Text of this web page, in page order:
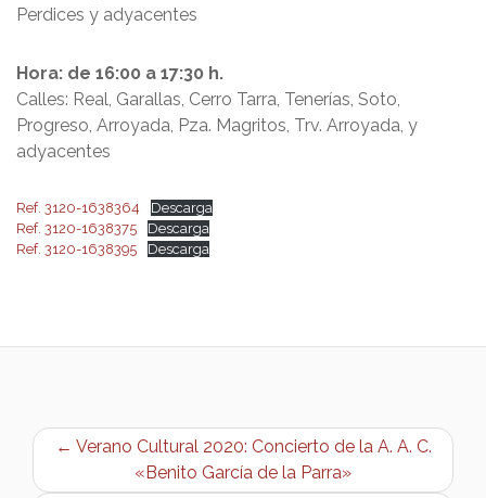
Perdices y adyacentes
Hora: de 16:00 a 17:30 h.
Calles: Real, Garallas, Cerro Tarra, Tenerías, Soto,
Progreso, Arroyada, Pza. Magritos, Trv. Arroyada, y
adyacentes
Ref. 3120-1638364
Descarga
Ref. 3120-1638375
Descarga
Ref. 3120-1638395
Descarga
← Verano Cultural 2020: Concierto de la A. A. C.
«Benito García de la Parra»